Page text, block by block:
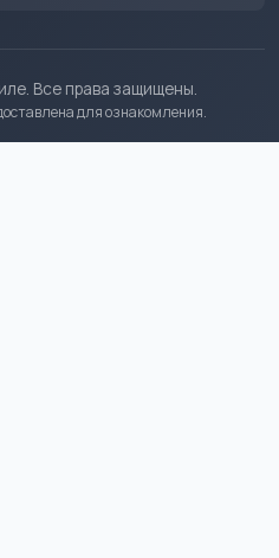
Все права защищены.
для ознакомления.